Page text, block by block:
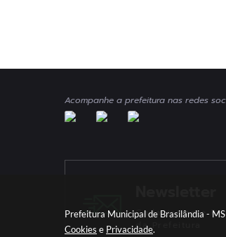
Prefeitura Municipal de Brasilândia -
Cookies e Privacidade.
Acompanhe a prefeitura nas redes
Cadastre-se e
da Prefeitura